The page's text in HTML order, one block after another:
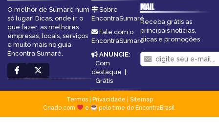
O melhor de Sumaré num
só lugar! Dicas, onde ir, o
que fazer, as melhores
empresas, locais, serviços
e muito mais no guia
Encontra Sumaré.
Sobre
EncontraSumaré
Fale com o
EncontraSumaré
ANUNCIE:
Com
destaque
Grátis
MAIL
Receba grátis as
principais notícias,
dicas e promoções
Termos| Privacidade
Sitemap
Criado com
e pelo time do EncontraBrasil